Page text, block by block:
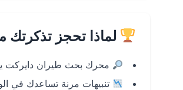
لماذا تحجز تذكرتك
محرك بحث طيران دايركت
تنبيهات مرنة تساعدك في